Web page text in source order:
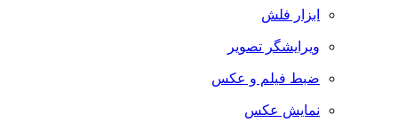
ابزار فلش
ویرایشگر تصویر
ضبط فيلم و عكس
نمایش عکس